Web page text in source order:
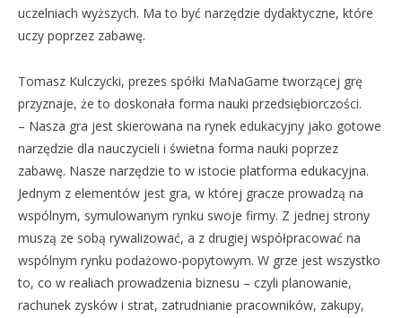
uczelniach wyższych. Ma to być narzędzie dydaktyczne, które
uczy poprzez zabawę.
Tomasz Kulczycki, prezes spółki MaNaGame tworzącej grę
przyznaje, że to doskonała forma nauki przedsiębiorczości.
– Nasza gra jest skierowana na rynek edukacyjny jako gotowe
narzędzie dla nauczycieli i świetna forma nauki poprzez
zabawę. Nasze narzędzie to w istocie platforma edukacyjna.
Jednym z elementów jest gra, w której gracze prowadzą na
wspólnym, symulowanym rynku swoje firmy. Z jednej strony
muszą ze sobą rywalizować, a z drugiej współpracować na
wspólnym rynku podażowo-popytowym. W grze jest wszystko
to, co w realiach prowadzenia biznesu – czyli planowanie,
rachunek zysków i strat, zatrudnianie pracowników, zakupy,